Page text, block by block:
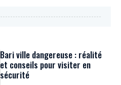
Bari ville dangereuse : réalité
et conseils pour visiter en
sécurité